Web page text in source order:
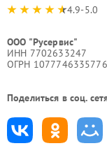
4.9-5.0
ООО "Русервис"
ИНН 7702633247
ОГРН 1077746335776
Поделиться в соц.